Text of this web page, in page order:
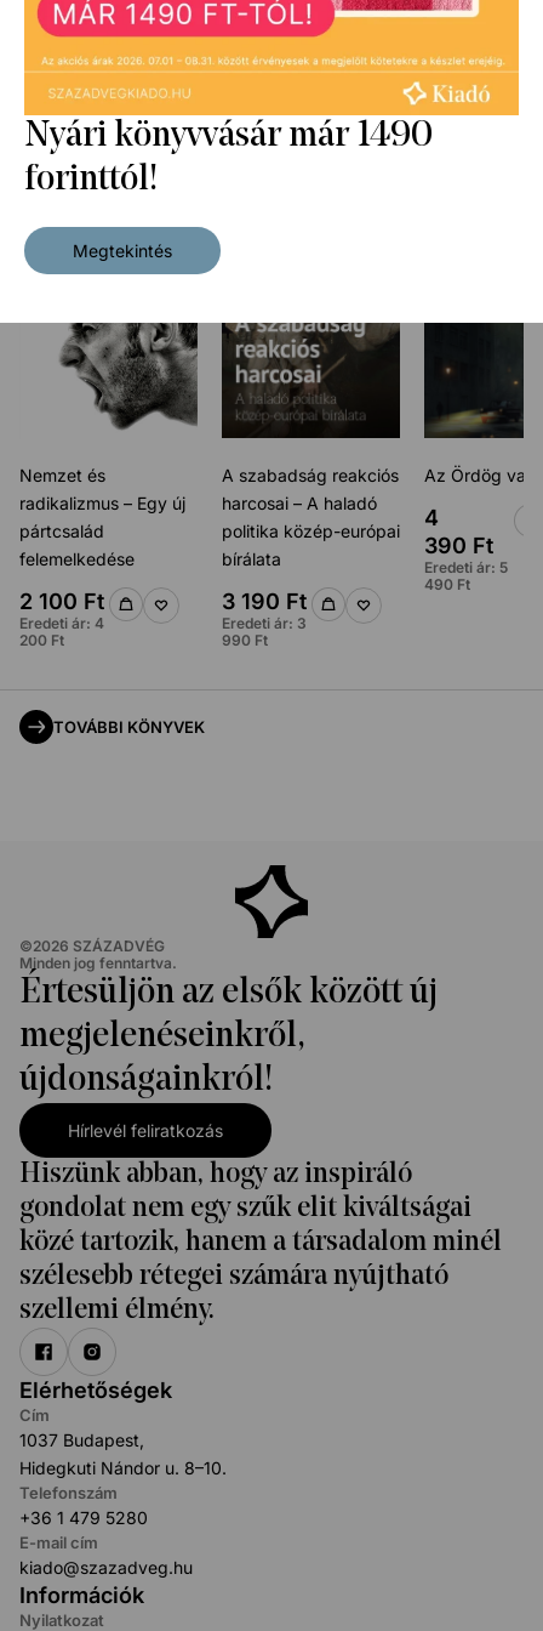
Vélemények/kritikák
Hasonló könyvek
Nemzet és
radikalizmus – Egy új
pártcsalád
felemelkedése
2 100 Ft
Eredeti ár: 4
200 Ft
A szabadság reakciós
harcosai – A haladó
politika közép-európai
bírálata
3 190 Ft
Eredeti ár: 3
990 Ft
Az Ördög van
4
390 Ft
Eredeti ár: 5
490 Ft
TOVÁBBI KÖNYVEK
©2026 SZÁZADVÉG
Minden jog fenntartva.
Értesüljön az elsők között új
megjelenéseinkről,
újdonságainkról!
Hírlevél feliratkozás
Hiszünk abban, hogy az inspiráló
gondolat nem egy szűk elit kiváltságai
közé tartozik, hanem a társadalom minél
szélesebb rétegei számára nyújtható
szellemi élmény.
Információk
Nyilatkozat
Elérhetőségek
Cím
1037 Budapest,
Hidegkuti Nándor u. 8–10.
Telefonszám
+36 1 479 5280
E-mail cím
kiado@szazadveg.hu
Nyári könyvvásár már 1490
forinttól!
Megtekintés